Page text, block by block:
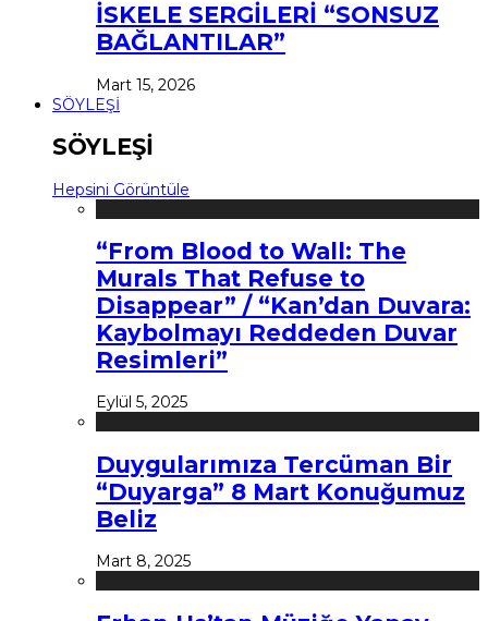
İSKELE SERGİLERİ “SONSUZ
BAĞLANTILAR”
Mart 15, 2026
SÖYLEŞİ
SÖYLEŞİ
Hepsini Görüntüle
“From Blood to Wall: The
Murals That Refuse to
Disappear” / “Kan’dan Duvara:
Kaybolmayı Reddeden Duvar
Resimleri”
Eylül 5, 2025
Duygularımıza Tercüman Bir
“Duyarga” 8 Mart Konuğumuz
Beliz
Mart 8, 2025